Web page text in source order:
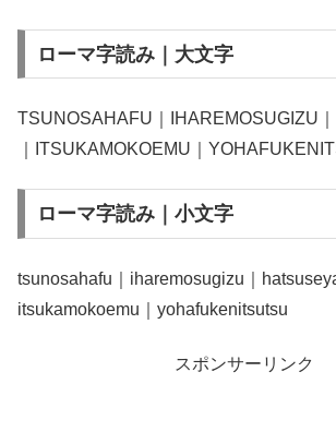
ローマ字読み｜大文字
TSUNOSAHAFU｜IHAREMOSUGIZU
｜ITSUKAMOKOEMU｜
ローマ字読み｜小文字
tsunosahafu｜iharemosugizu｜
itsukamokoemu｜yohafukenitsutsu
スポンサーリンク